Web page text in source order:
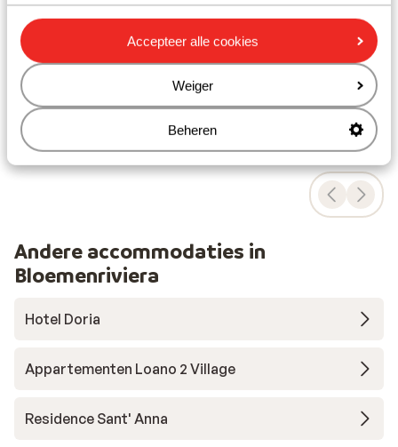
Accepteer alle cookies
Weiger
Beheren
mooie
Afstand tot strand circa 1,5 kilometer
Afstand tot centrum: circa 1,5 kilometer
Rustig gelegen
Ook interessant voor jou
Andere accommodaties in
Bloemenriviera
Hotel Doria
Appartementen Loano 2 Village
Residence Sant' Anna